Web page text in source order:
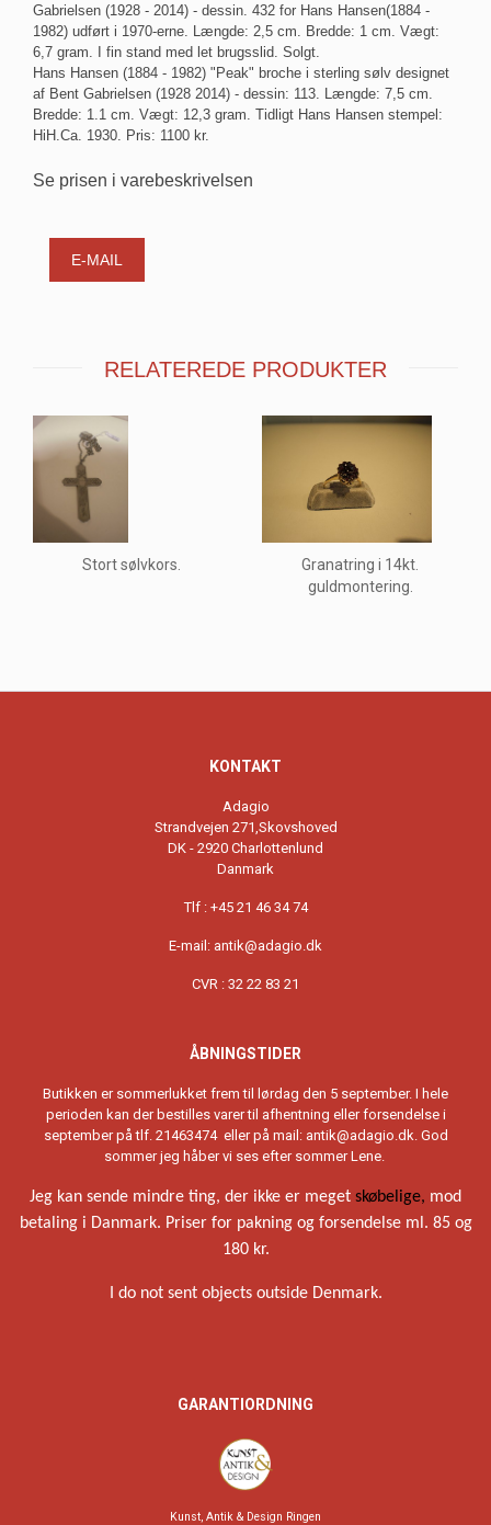
Gabrielsen (1928 - 2014) - dessin. 432 for Hans Hansen(1884 -
1982) udført i 1970-erne. Længde: 2,5 cm. Bredde: 1 cm. Vægt:
6,7 gram. I fin stand med let brugsslid. Solgt.
Hans Hansen (1884 - 1982) "Peak" broche i sterling sølv designet
af Bent Gabrielsen (1928 2014) - dessin: 113. Længde: 7,5 cm.
Bredde: 1.1 cm. Vægt: 12,3 gram. Tidligt Hans Hansen stempel:
HiH.Ca. 1930. Pris: 1100 kr.
Se prisen i varebeskrivelsen
E-MAIL
RELATEREDE PRODUKTER
Stort sølvkors.
Granatring i 14kt.
guldmontering.
KONTAKT
Adagio
Strandvejen 271,Skovshoved
DK - 2920 Charlottenlund
Danmark
Tlf : +45 21 46 34 74
E-mail: antik@adagio.dk
CVR : 32 22 83 21
ÅBNINGSTIDER
Butikken er sommerlukket frem til lørdag den 5 september. I hele
perioden kan der bestilles varer til afhentning eller forsendelse i
september på tlf. 21463474 eller på mail: antik@adagio.dk. God
sommer jeg håber vi ses efter sommer Lene.
Jeg kan sende mindre ting, der ikke er meget skøbelige, mod
betaling i Danmark. Priser for pakning og forsendelse ml. 85 og
180 kr.
I do not sent objects outside Denmark.
GARANTIORDNING
Kunst, Antik & Design Ringen